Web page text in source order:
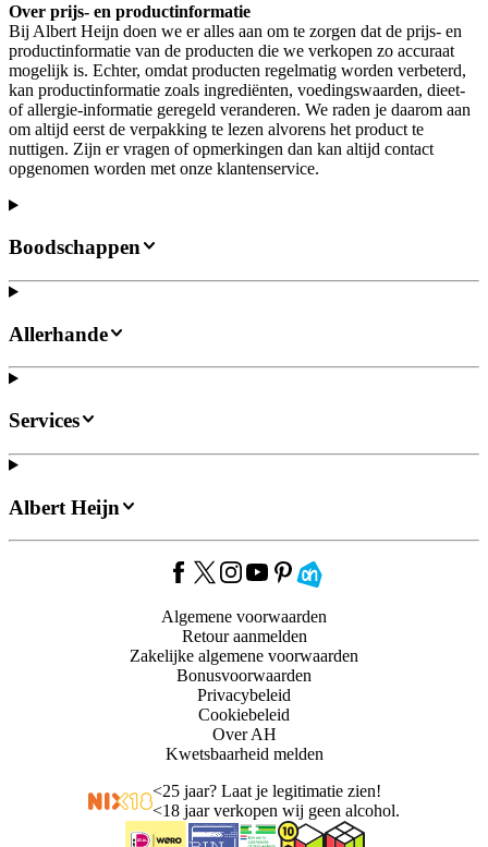
Over prijs- en productinformatie
Bij Albert Heijn doen we er alles aan om te zorgen dat de prijs- en
productinformatie van de producten die we verkopen zo accuraat
mogelijk is. Echter, omdat producten regelmatig worden verbeterd,
kan productinformatie zoals ingrediënten, voedingswaarden, dieet-
of allergie-informatie geregeld veranderen. We raden je daarom aan
om altijd eerst de verpakking te lezen alvorens het product te
nuttigen. Zijn er vragen of opmerkingen dan kan altijd contact
opgenomen worden met onze klantenservice.
Boodschappen
Allerhande
Services
Albert Heijn
Algemene voorwaarden
Retour aanmelden
Zakelijke algemene voorwaarden
Bonusvoorwaarden
Privacybeleid
Cookiebeleid
Over AH
Kwetsbaarheid melden
<25 jaar? Laat je legitimatie zien!
<18 jaar verkopen wij geen alcohol.